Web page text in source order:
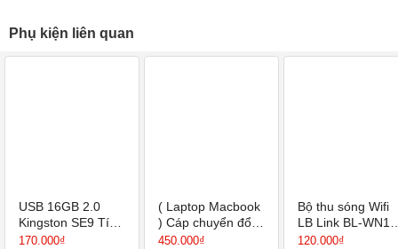
Phụ kiện liên quan
USB 16GB 2.0
Kingston SE9 Tích
hợp Mini Windows
170.000₫
( Laptop Macbook
) Cáp chuyển đổi
USB Type C sang
450.000₫
Bộ thu sóng Wifi
LB Link BL-
Hàng chính hãng
120.000₫